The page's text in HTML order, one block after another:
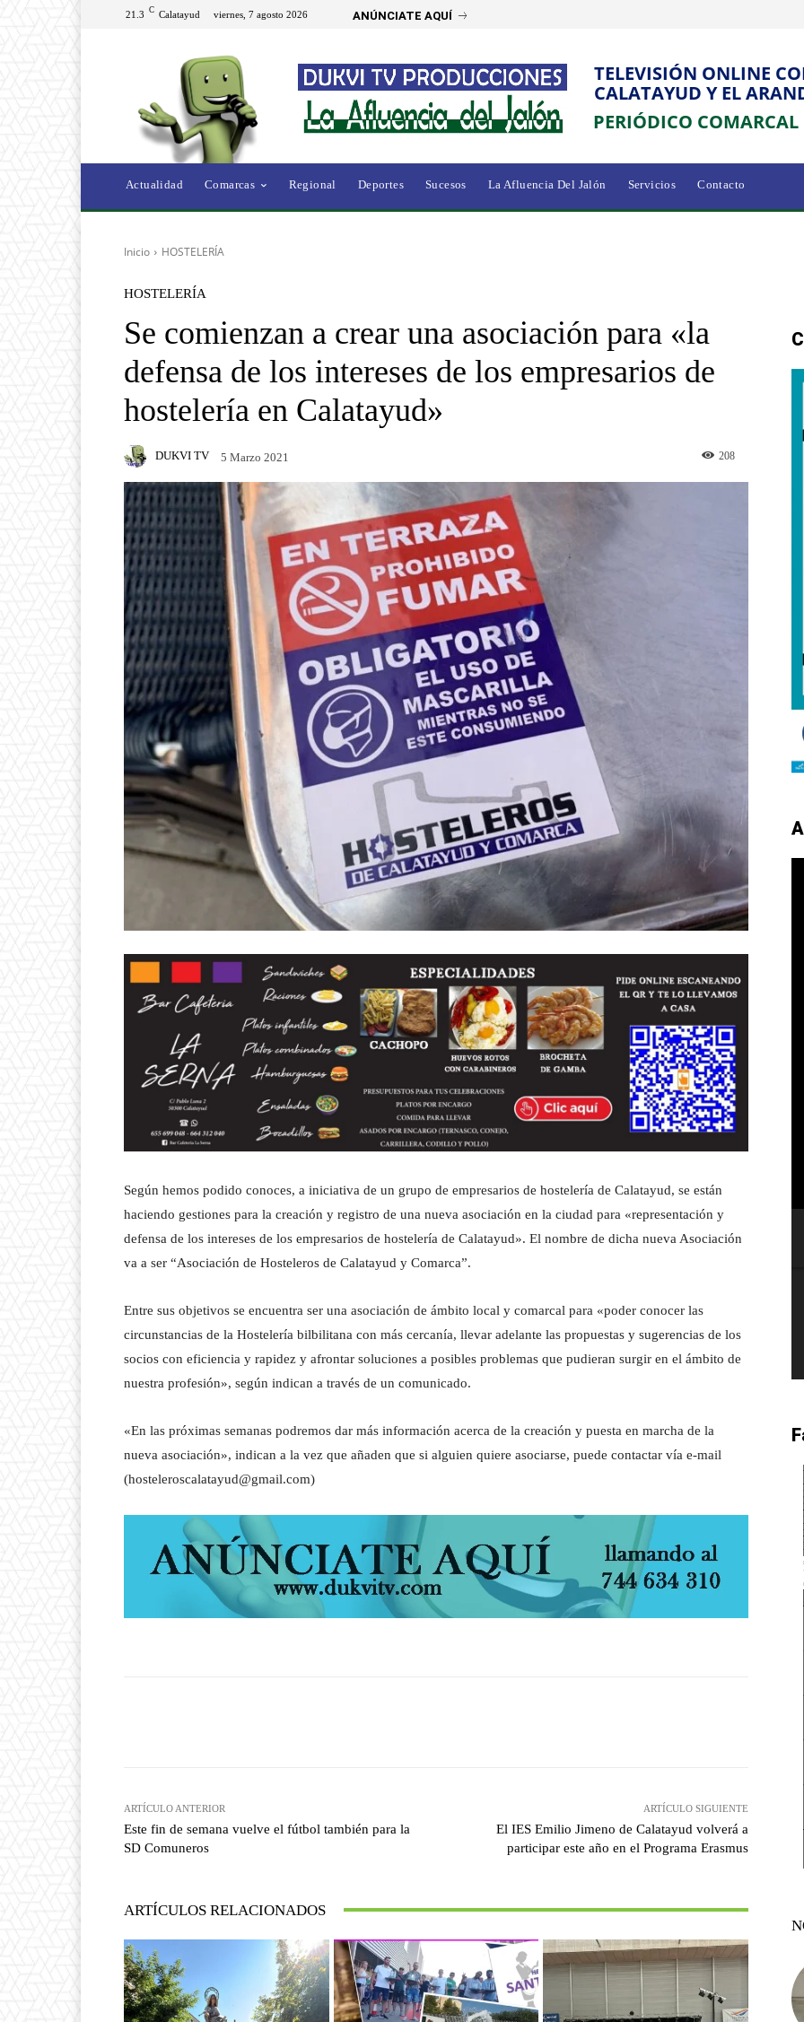
21.3 C Calatayud viernes, 7 agosto 2026 ANÚNCIATE AQUÍ
TELEVISIÓN ONLINE
CALATAYUD Y EL
PERIÓDICO
Actualidad Comarcas Regional Deportes Sucesos La Afluencia Del Jalón Servicios Contacto
Inicio HOSTELERÍA
HOSTELERÍA
Se comienzan a crear una asociación para «la
defensa de los intereses de los empresarios de
hostelería en Calatayud»
DUKVI TV 5 Marzo 2021 208
Según hemos podido conoces, a iniciativa de un grupo de empresarios de hostelería de Calatayud, se están
haciendo gestiones para la creación y registro de una nueva asociación en la ciudad para «representación y
defensa de los intereses de los empresarios de hostelería de Calatayud». El nombre de dicha nueva Asociación
va a ser “Asociación de Hosteleros de Calatayud y Comarca”.
Entre sus objetivos se encuentra ser una asociación de ámbito local y comarcal para «poder conocer las
circunstancias de la Hostelería bilbilitana con más cercanía, llevar adelante las propuestas y sugerencias de los
socios con eficiencia y rapidez y afrontar soluciones a posibles problemas que pudieran surgir en el ámbito de
nuestra profesión», según indican a través de un comunicado.
«En las próximas semanas podremos dar más información acerca de la creación y puesta en marcha de la
nueva asociación», indican a la vez que añaden que si alguien quiere asociarse, puede contactar vía e-mail
(hosteleroscalatayud@gmail.com)
ARTÍCULO ANTERIOR
Este fin de semana vuelve el fútbol también para la
SD Comuneros
ARTÍCULO SIGUIENTE
El IES Emilio Jimeno de Calatayud volverá a
participar este año en el Programa Erasmus
ARTÍCULOS RELACIONADOS